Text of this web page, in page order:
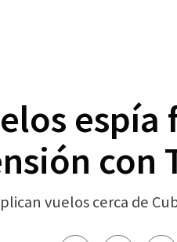
con
vuelos cerca de